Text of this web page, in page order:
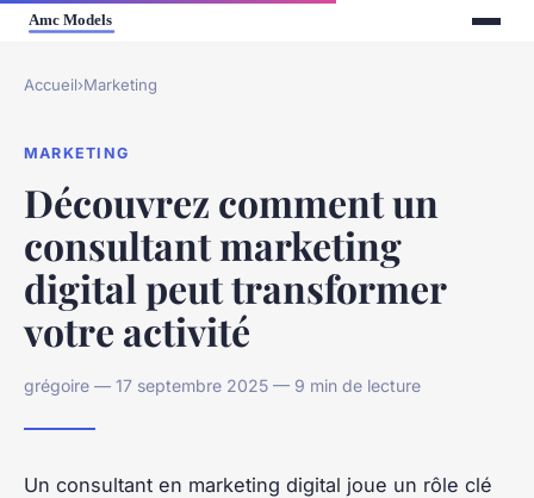
Accueil›Marketing
MARKETING
Découvrez comment un
consultant marketing
digital peut transformer
votre activité
grégoire — 17 septembre 2025 — 9 min de lecture
Un consultant en marketing digital joue un rôle clé